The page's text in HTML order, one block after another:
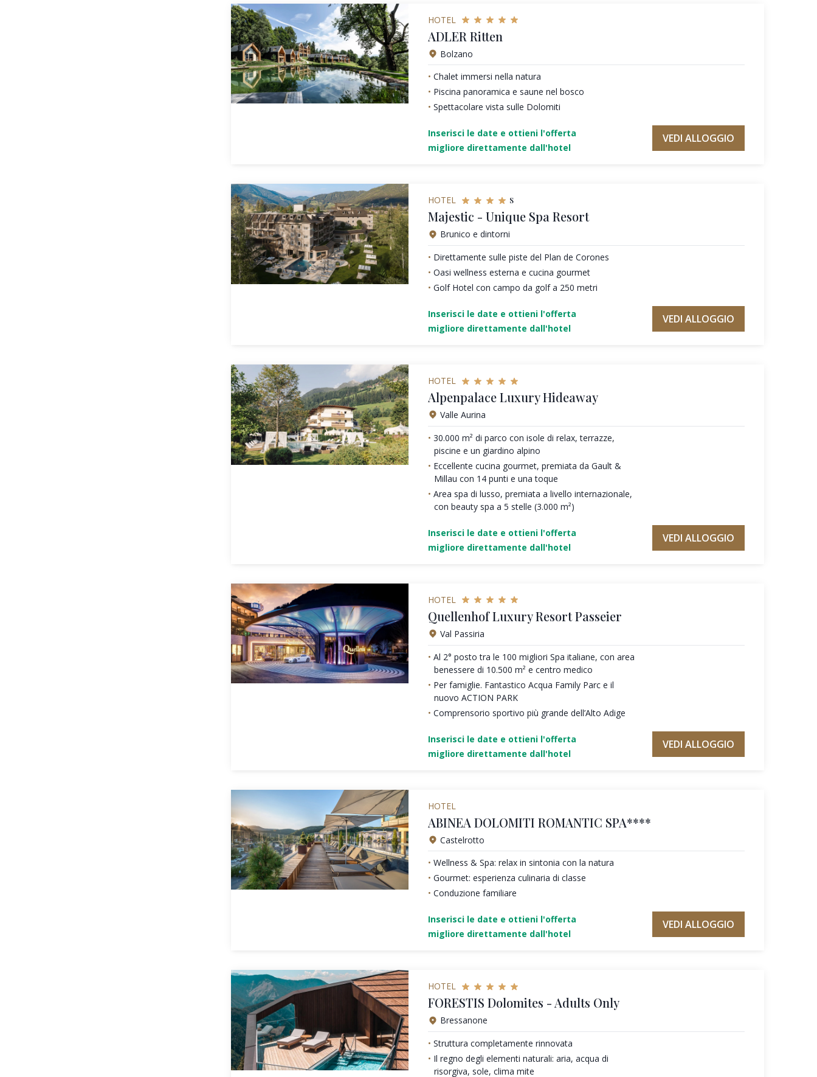
HOTEL
ADLER Ritten
Bolzano
Chalet immersi nella natura
Piscina panoramica e saune nel bosco
Spettacolare vista sulle Dolomiti
Inserisci le date e ottieni l'offerta
migliore direttamente dall'hotel
VEDI ALLOGGIO
HOTEL s
Majestic - Unique Spa Resort
Brunico e dintorni
Direttamente sulle piste del Plan de Corones
Oasi wellness esterna e cucina gourmet
Golf Hotel con campo da golf a 250 metri
Inserisci le date e ottieni l'offerta
migliore direttamente dall'hotel
VEDI ALLOGGIO
HOTEL
Alpenpalace Luxury Hideaway
Valle Aurina
30.000 m² di parco con isole di relax, terrazze,
piscine e un giardino alpino
Eccellente cucina gourmet, premiata da Gault &
Millau con 14 punti e una toque
Area spa di lusso, premiata a livello internazionale,
con beauty spa a 5 stelle (3.000 m²)
Inserisci le date e ottieni l'offerta
migliore direttamente dall'hotel
VEDI ALLOGGIO
HOTEL
Quellenhof Luxury Resort Passeier
Val Passiria
Al 2° posto tra le 100 migliori Spa italiane, con area
benessere di 10.500 m² e centro medico
Per famiglie. Fantastico Acqua Family Parc e il
nuovo ACTION PARK
Comprensorio sportivo più grande dell’Alto Adige
Inserisci le date e ottieni l'offerta
migliore direttamente dall'hotel
VEDI ALLOGGIO
HOTEL
ABINEA DOLOMITI ROMANTIC SPA****
Castelrotto
Wellness & Spa: relax in sintonia con la natura
Gourmet: esperienza culinaria di classe
Conduzione familiare
Inserisci le date e ottieni l'offerta
migliore direttamente dall'hotel
VEDI ALLOGGIO
HOTEL
FORESTIS Dolomites - Adults Only
Bressanone
Struttura completamente rinnovata
Il regno degli elementi naturali: aria, acqua di
risorgiva, sole, clima mite